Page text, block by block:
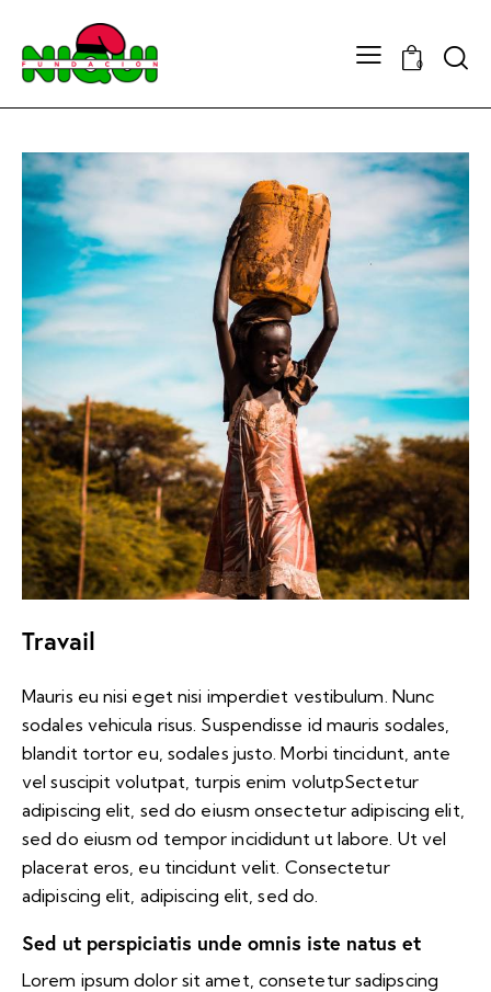
0
Travail
Mauris eu nisi eget nisi imperdiet vestibulum. Nunc
sodales vehicula risus. Suspendisse id mauris sodales,
blandit tortor eu, sodales justo. Morbi tincidunt, ante
vel suscipit volutpat, turpis enim volutpSectetur
adipiscing elit, sed do eiusm onsectetur adipiscing elit,
sed do eiusm od tempor incididunt ut labore. Ut vel
placerat eros, eu tincidunt velit. Consectetur
adipiscing elit, adipiscing elit, sed do.
Sed ut perspiciatis unde omnis iste natus et
Lorem ipsum dolor sit amet, consetetur sadipscing